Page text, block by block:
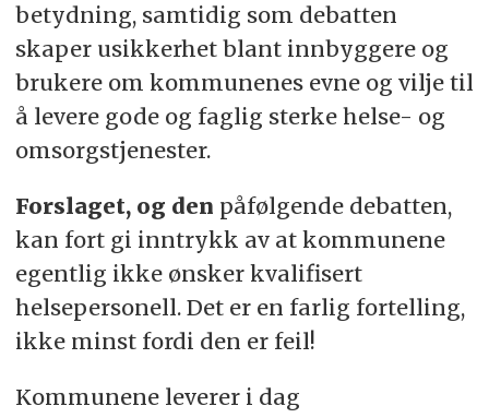
betydning, samtidig som debatten
skaper usikkerhet blant innbyggere og
brukere om kommunenes evne og vilje til
å levere gode og faglig sterke helse- og
omsorgstjenester.
Forslaget, og den påfølgende debatten,
kan fort gi inntrykk av at kommunene
egentlig ikke ønsker kvalifisert
helsepersonell. Det er en farlig fortelling,
ikke minst fordi den er feil!
Kommunene leverer i dag